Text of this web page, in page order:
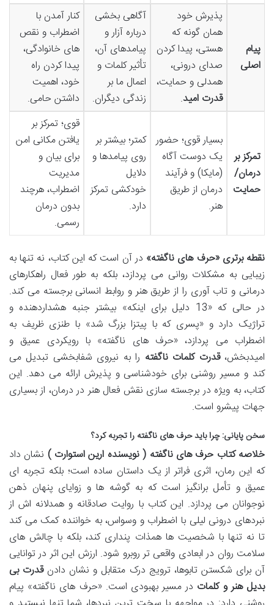
پیام
اصلی
پذیرش خود
همان گونه که
هستی، پیدا کردن
صدای درونی،
همدلی و حمایت،
قدرت امید.
آگاهی بخشی
درباره آزار و
پیامدهای آن،
تأثیر کلمات و
اعمال ما بر
زندگی دیگران.
کنار آمدن با
اضطراب و نقص
های خانوادگی،
پیدا کردن راه
خود، اهمیت
داشتن حامی.
تمرکز بر
درمان/
حمایت
بسیار قوی؛ حضور
یک دوست آگاه
(مایکا) و فرآیند
درمان از طریق
هنر.
کمتر؛ بیشتر بر
روی پیامدها و
دلایل
خودکشی تمرکز
دارد.
قوی؛ تمرکز بر
یافتن مکانی امن
برای بیان و
مدیریت
اضطراب، هرچند
بدون درمان
رسمی.
نقطه برتری «حرف های ناگفته» در آن است که این کتاب، نه تنها به
زیبایی به مشکلات روانی می پردازد، بلکه به طور فعال راهکارهای
درمانی و تاب آوری را از طریق هنر و روابط انسانی برجسته می کند.
در حالی که «13 دلیل برای اینکه» بیشتر جنبه هشداردهنده و
تراژیک دارد و «پسری که با پیتزا بزرگ شد» با طنزی ظریف به
اضطراب می پردازد، «حرف های ناگفته» با رویکردی عمیق و
امیدبخش،قدرت کلمات ناگفته را به نیروی شفابخشی تبدیل می
کند و مسیر روشنی برای خودشناسی و پذیرش ارائه می دهد. این
کتاب، به ویژه در برجسته سازی نقش فعال هنر در درمان، از بسیاری
جهات پیشرو است.
سخن پایانی: چرا باید حرف های ناگفته را تجربه کرد؟
خلاصه کتاب حرف های ناگفته ( نویسنده ارین استوارت ) نشان داد
که این رمان، اثری فراتر از یک داستان ساده است؛ بلکه تجربه ای
عمیق و تأمل برانگیز است که به گوشه ها و زوایای پنهان ذهن
نوجوانان می پردازد. این کتاب با روایت صادقانه و همدلانه اش از
نبردهای درونی لیلی با اضطراب و وسواس، به خواننده کمک می کند
تا نه تنها با شخصیت ها همذات پنداری کند، بلکه با چالش های
سلامت روان در ابعادی واقعی تر روبرو شود. ارزش این اثر در توانایی
آن برای شکستن تابوها، ترویج درک متقابل و نشان دادنقدرت بی
بدیل هنر و کلمات در مسیر بهبودی است. «حرف های ناگفته» پیام